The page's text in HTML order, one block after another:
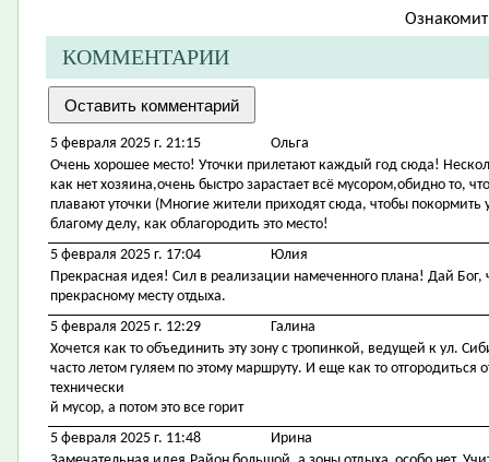
КОММЕНТАРИИ
5 февраля 2025 г. 21:15
Ольга
Очень хорошее место! Уточки прилетают каждый год сюда!
как нет хозяина,очень быстро зарастает всё мусором,обидно то,
плавают уточки (Многие жители приходят сюда, чтобы покормить
благому делу, как облагородить это место!
5 февраля 2025 г. 17:04
Юлия
Прекрасная идея! Сил в реализации намеченного плана! Дай
прекрасному месту отдыха.
5 февраля 2025 г. 12:29
Галина
Хочется как то объединить эту зону с тропинкой, ведущей к ул.
часто летом гуляем по этому маршруту. И еще как то
технически
й мусор, а потом это все горит
5 февраля 2025 г. 11:48
Ирина